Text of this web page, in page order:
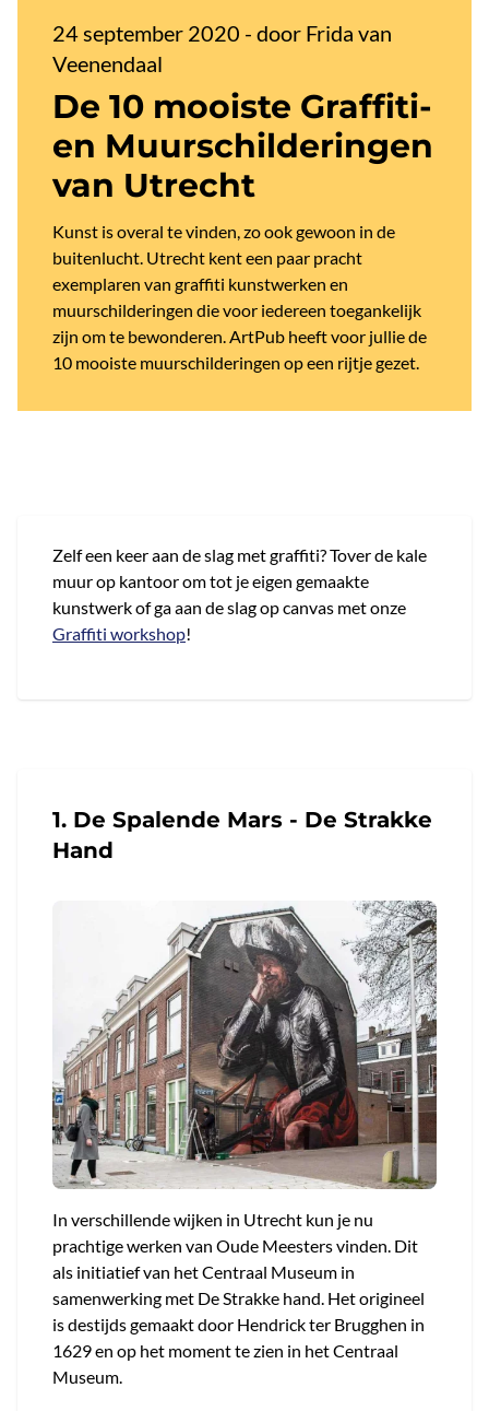
24 september 2020 - door Frida van
Veenendaal
De 10 mooiste Graffiti-
en Muurschilderingen
van Utrecht
Kunst is overal te vinden, zo ook gewoon in de
buitenlucht. Utrecht kent een paar pracht
exemplaren van graffiti kunstwerken en
muurschilderingen die voor iedereen toegankelijk
zijn om te bewonderen. ArtPub heeft voor jullie de
10 mooiste muurschilderingen op een rijtje gezet.
Zelf een keer aan de slag met graffiti? Tover de kale
muur op kantoor om tot je eigen gemaakte
kunstwerk of ga aan de slag op canvas met onze
Graffiti workshop!
1. De Spalende Mars - De Strakke
Hand
In verschillende wijken in Utrecht kun je nu
prachtige werken van Oude Meesters vinden. Dit
als initiatief van het Centraal Museum in
samenwerking met De Strakke hand. Het origineel
is destijds gemaakt door Hendrick ter Brugghen in
1629 en op het moment te zien in het Centraal
Museum.